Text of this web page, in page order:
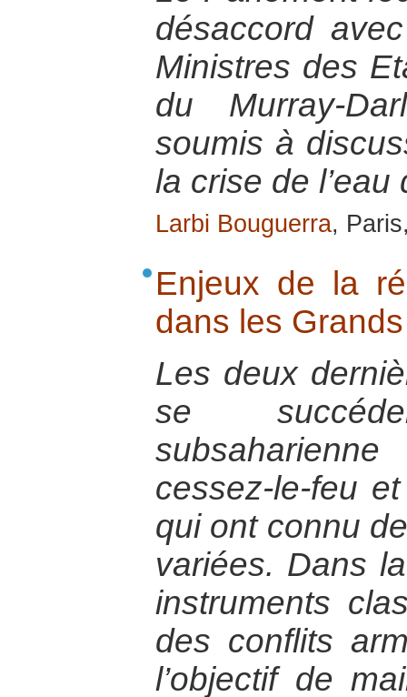
désaccord
Ministres des
du Murray-
soumis à
la crise de
Larbi Bouguerra,
Enjeux de la
dans les
Les deux
se
cessez-le-feu
qui ont connu
variées. Dans
instruments
des conflits
l’objectif de